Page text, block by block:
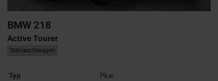
BMW 218
Active Tourer
Gebrauchtwagen
Typ
Pkw